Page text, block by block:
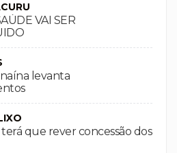
VAI SER
levanta
que rever concessão dos